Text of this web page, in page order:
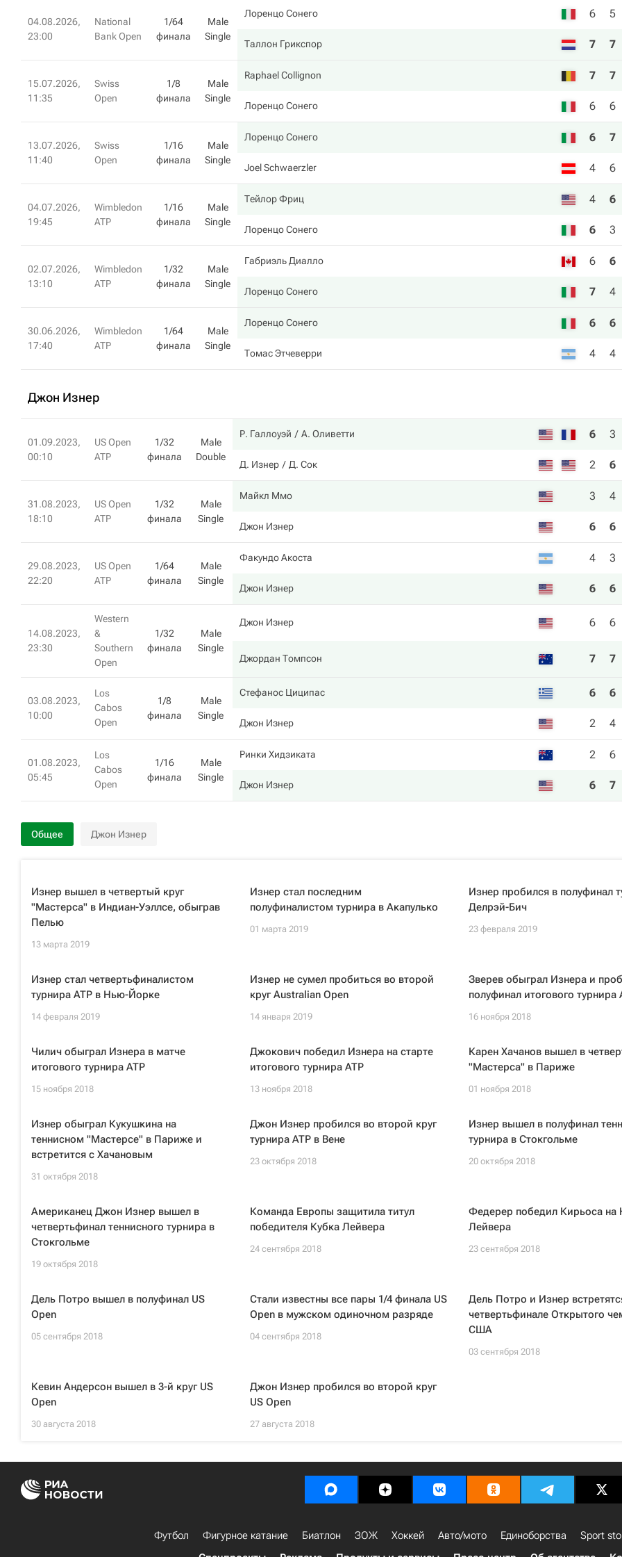
04.08.2026,
23:00
National
Bank Open
1/64
финала
Male
Single
Лоренцо Сонего 6 5
Таллон Грикспор 7 7
15.07.2026,
11:35
Swiss
Open
1/8
финала
Male
Single
Raphael Collignon 7 7
Лоренцо Сонего 6 6
13.07.2026,
11:40
Swiss
Open
1/16
финала
Male
Single
Лоренцо Сонего 6 7
Joel Schwaerzler 4 6
04.07.2026,
19:45
Wimbledon
ATP
1/16
финала
Male
Single
Тейлор Фриц 4 6
Лоренцо Сонего 6 3
02.07.2026,
13:10
Wimbledon
ATP
1/32
финала
Male
Single
Габриэль Диалло 6 6
Лоренцо Сонего 7 4
30.06.2026,
17:40
Wimbledon
ATP
1/64
финала
Male
Single
Лоренцо Сонего 6 6
Томас Этчеверри 4 4
Джон Изнер
01.09.2023,
00:10
US Open
ATP
1/32
финала
Male
Double
Р. Галлоуэй А. Оливетти 6 3
Д. Изнер Д. Сок 2 6
31.08.2023,
18:10
US Open
ATP
1/32
финала
Male
Single
Майкл Ммо 3 4
Джон Изнер 6 6
29.08.2023,
22:20
US Open
ATP
1/64
финала
Male
Single
Факундо Акоста 4 3
Джон Изнер 6 6
14.08.2023,
23:30
Western
&
Southern
Open
1/32
финала
Male
Single
Джон Изнер 6 6
Джордан Томпсон 7 7
03.08.2023,
10:00
Los
Cabos
Open
1/8
финала
Male
Single
Стефанос Циципас 6 6
Джон Изнер 2 4
01.08.2023,
05:45
Los
Cabos
Open
1/16
финала
Male
Single
Ринки Хидзиката 2 6
Джон Изнер 6 7
Общее Джон Изнер
Изнер вышел в четвертый круг
"Мастерса" в Индиан-Уэллсе, обыграв
Пелью
13 марта 2019
Изнер стал последним
полуфиналистом турнира в Акапулько
01 марта 2019
Изнер пробился в полуфинал
Делрэй-Бич
23 февраля 2019
Изнер стал четвертьфиналистом
турнира ATP в Нью-Йорке
14 февраля 2019
Изнер не сумел пробиться во второй
круг Australian Open
14 января 2019
Зверев обыграл Изнера и
полуфинал итогового турнира
16 ноября 2018
Чилич обыграл Изнера в матче
итогового турнира ATP
15 ноября 2018
Джокович победил Изнера на старте
итогового турнира ATP
13 ноября 2018
Карен Хачанов вышел в
"Мастерса" в Париже
01 ноября 2018
Изнер обыграл Кукушкина на
теннисном "Мастерсе" в Париже и
встретится с Хачановым
31 октября 2018
Джон Изнер пробился во второй круг
турнира ATP в Вене
23 октября 2018
Изнер вышел в полуфинал
турнира в Стокгольме
20 октября 2018
Американец Джон Изнер вышел в
четвертьфинал теннисного турнира в
Стокгольме
19 октября 2018
Команда Европы защитила титул
победителя Кубка Лейвера
24 сентября 2018
Федерер победил Кирьоса на
Лейвера
23 сентября 2018
Дель Потро вышел в полуфинал US
Open
05 сентября 2018
Стали известны все пары 1/4 финала US
Open в мужском одиночном разряде
04 сентября 2018
Дель Потро и Изнер
четвертьфинале Открытого
США
03 сентября 2018
Кевин Андерсон вышел в 3-й круг US
Open
30 августа 2018
Джон Изнер пробился во второй круг
US Open
27 августа 2018
Футбол Фигурное катание Биатлон ЗОЖ Хоккей Авто/мото Единоборства Sport